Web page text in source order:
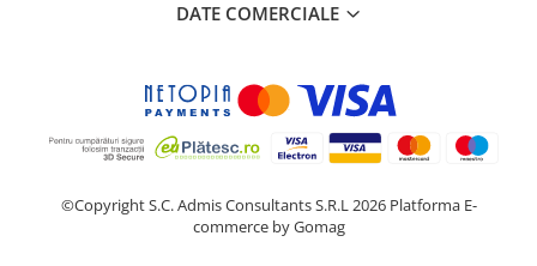
DATE COMERCIALE
©Copyright S.C. Admis Consultants S.R.L 2026 Platforma E-
commerce by Gomag